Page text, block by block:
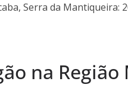
Serra da Mantiqueira:
na